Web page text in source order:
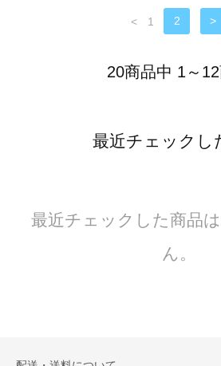
< 1 2 >
20商品中 1～
最近チェックし
最近チェックした商品
ん。